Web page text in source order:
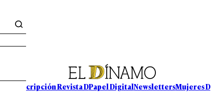
Suscripción Revista DPapel DigitalNewslettersMujeres D